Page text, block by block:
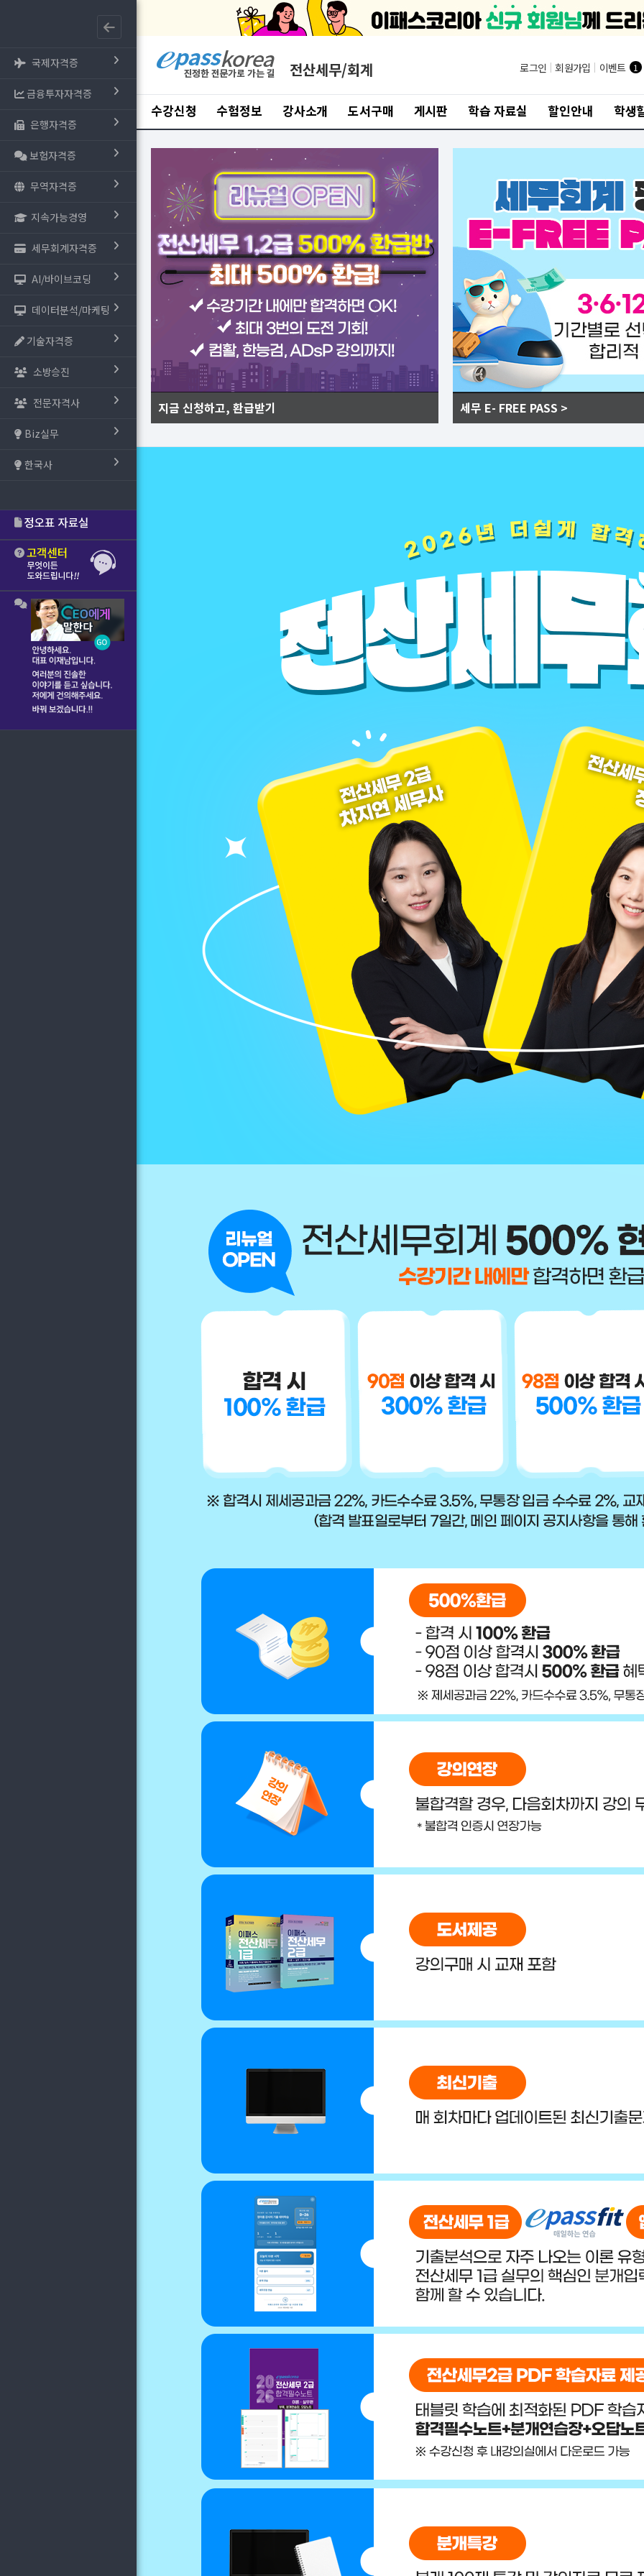
국제자격증
금융투자자격증
은행자격증
보험자격증
무역자격증
지속가능경영
세무회계자격증
AI/바이브코딩
데이터분석/마케팅
기술자격증
소방승진
전문자격사
Biz실무
한국사
전산세무/회계 로그인 | 회원가입 | 이벤트 1
수강신청 수험정보 강사소개 도서구매 게시판 학습 자료실 할인안내 학생
지금 신청하고, 환급받기 세무 E- FREE PASS >
추천교재
[전산세무/회계 도서]
2026 이패스 전산세무 1급 (재무/원
가/부가세/소득세/법인세+기출테
마/기출문제편)
38,000
34,200원
[전산세무/회계 도서]
2025 이패스 전산세무 1급 (재무/원
가/부가세/소득세/법인세+기출테
마/기출문제편)
38,000
34,200원
[